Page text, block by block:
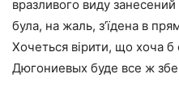
вразливого виду
була, на жаль, з’їдена в
Хочеться вірити, що хоча
Дюгониевых буде все ж